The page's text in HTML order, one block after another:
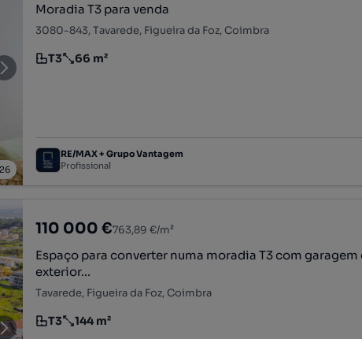
26
Moradia T3 para venda
3080-843, Tavarede, Figueira da Foz, Coimbra
Tipologia
T3
Preço por metro quadrado
66 m²
RE/MAX + Grupo Vantagem
Profissional
110 000 €763,89 €/m²
Espaço para converter numa moradia T3 com garagem
exterior...
Tavarede, Figueira da Foz, Coimbra
Tipologia
T3
Preço por metro quadrado
144 m²